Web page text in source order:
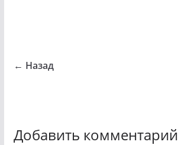
← Назад
Добавить комментарий